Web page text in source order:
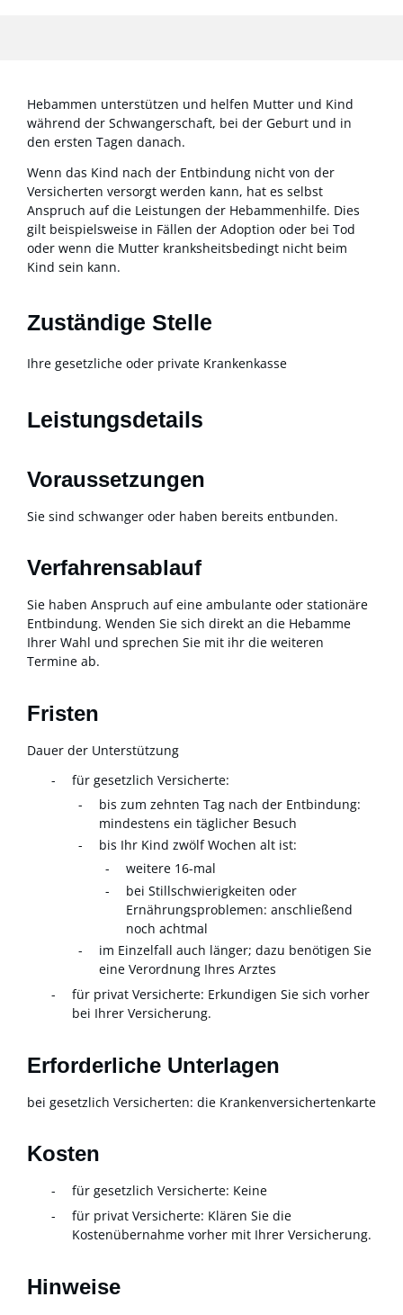
Hebammen unterstützen und helfen Mutter und Kind
während der Schwangerschaft, bei der Geburt und in
den ersten Tagen danach.
Wenn das Kind nach der Entbindung nicht von der
Versicherten versorgt werden kann, hat es selbst
Anspruch auf die Leistungen der Hebammenhilfe. Dies
gilt beispielsweise in Fällen der Adoption oder bei Tod
oder wenn die Mutter kranksheitsbedingt nicht beim
Kind sein kann.
Zuständige Stelle
Ihre gesetzliche oder private Krankenkasse
Leistungsdetails
Voraussetzungen
Sie sind schwanger oder haben bereits entbunden.
Verfahrensablauf
Sie haben Anspruch auf eine ambulante oder stationäre
Entbindung. Wenden Sie sich direkt an die Hebamme
Ihrer Wahl und sprechen Sie mit ihr die weiteren
Termine ab.
Fristen
Dauer der Unterstützung
für gesetzlich Versicherte:
bis zum zehnten Tag nach der Entbindung:
mindestens ein täglicher Besuch
bis Ihr Kind zwölf Wochen alt ist:
weitere 16-mal
bei Stillschwierigkeiten oder
Ernährungsproblemen: anschließend
noch achtmal
im Einzelfall auch länger; dazu benötigen Sie
eine Verordnung Ihres Arztes
für privat Versicherte: Erkundigen Sie sich vorher
bei Ihrer Versicherung.
Erforderliche Unterlagen
bei gesetzlich Versicherten: die Krankenversichertenkarte
Kosten
für gesetzlich Versicherte: Keine
für privat Versicherte: Klären Sie die
Kostenübernahme vorher mit Ihrer Versicherung.
Hinweise